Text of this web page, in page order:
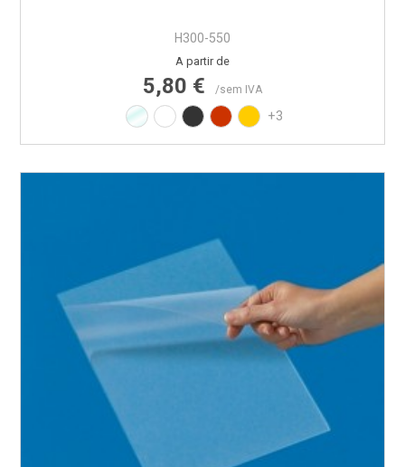
H300-550
Preço
A partir de
5,80 € /sem IVA
Transparente
Branco RAL9010
Preto RAL9017
Vermelho RAL3020
Amarelo RAL1021
+3